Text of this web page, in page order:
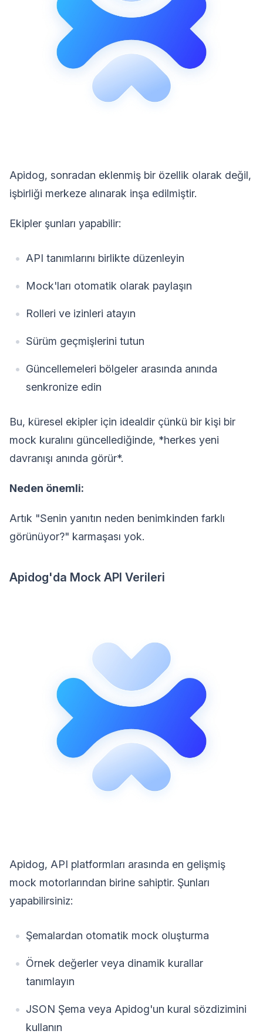
Apidog, sonradan eklenmiş bir özellik olarak değil,
işbirliği merkeze alınarak inşa edilmiştir.
Ekipler şunları yapabilir:
API tanımlarını birlikte düzenleyin
Mock'ları otomatik olarak paylaşın
Rolleri ve izinleri atayın
Sürüm geçmişlerini tutun
Güncellemeleri bölgeler arasında anında
senkronize edin
Bu, küresel ekipler için idealdir çünkü bir kişi bir
mock kuralını güncellediğinde, *herkes yeni
davranışı anında görür*.
Neden önemli:
Artık "Senin yanıtın neden benimkinden farklı
görünüyor?" karmaşası yok.
Apidog'da Mock API Verileri
Apidog, API platformları arasında en gelişmiş
mock motorlarından birine sahiptir. Şunları
yapabilirsiniz:
Şemalardan otomatik mock oluşturma
Örnek değerler veya dinamik kurallar
tanımlayın
JSON Şema veya Apidog'un kural sözdizimini
kullanın